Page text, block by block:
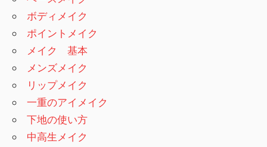
ボディメイク
ポイントメイク
メイク 基本
メンズメイク
リップメイク
一重のアイメイク
下地の使い方
中高生メイク